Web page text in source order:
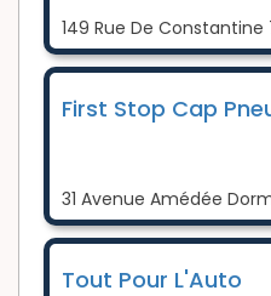
149 Rue De Constantine
First Stop Cap
31 Avenue Amédée
Tout Pour L'Auto